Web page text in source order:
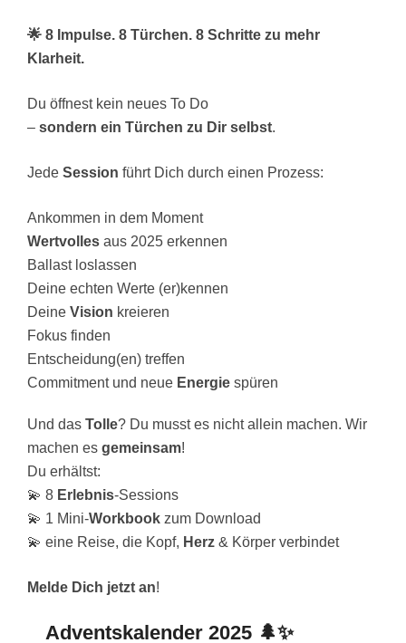
🌟 8 Impulse. 8 Türchen. 8 Schritte zu mehr
Klarheit.
Du öffnest kein neues To Do
– sondern ein Türchen zu Dir selbst.
Jede Session führt Dich durch einen Prozess:
Ankommen in dem Moment
Wertvolles aus 2025 erkennen
Ballast loslassen
Deine echten Werte (er)kennen
Deine Vision kreieren
Fokus finden
Entscheidung(en) treffen
Commitment und neue Energie spüren
Und das Tolle? Du musst es nicht allein machen. Wir
machen es gemeinsam!
Du erhältst:
💫 8 Erlebnis-Sessions
💫 1 Mini-Workbook zum Download
💫 eine Reise, die Kopf, Herz & Körper verbindet
Melde Dich jetzt an!
Adventskalender 2025 🌲✨